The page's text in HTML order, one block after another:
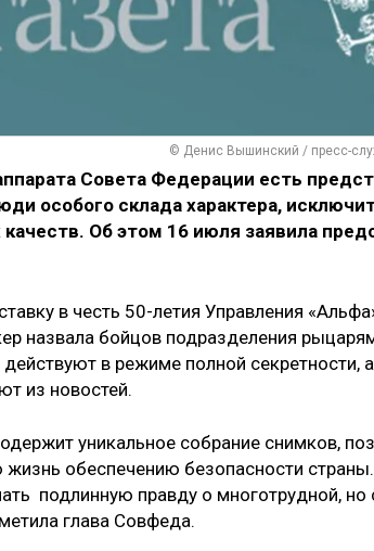
© Денис Вышинский / пресс-
Совета Федерации есть
особого склада характера,
Об этом 16 июля заявила
в честь 50-летия Управления
назвала бойцов подразделения
в режиме полной секретности,
из новостей.
уникальное собрание снимков,
жизнь обеспечению безопасности
подлинную правду о многотрудной, но
глава Совфеда.